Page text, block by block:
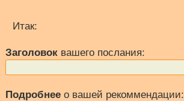
Итак:
Заголовок вашего послания:
Подробнее о вашей рекоммендации: